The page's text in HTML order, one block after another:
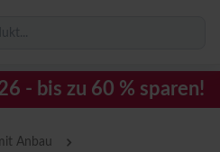
- bis zu 60 % sparen!
Anbau ›